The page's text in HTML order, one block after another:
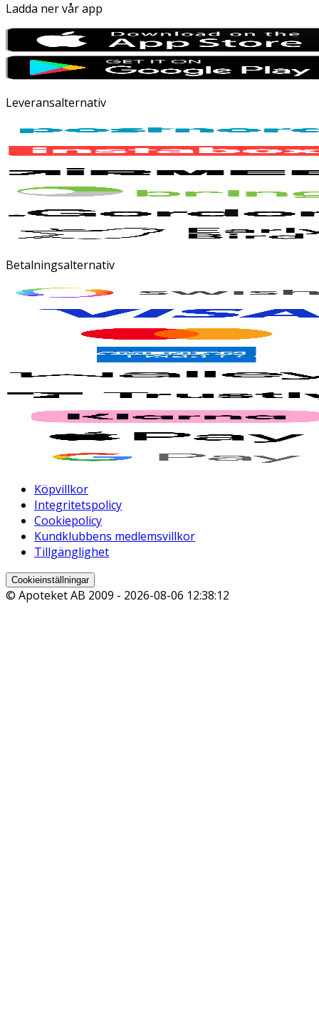
Ladda ner vår app
Leveransalternativ
Betalningsalternativ
Köpvillkor
Integritetspolicy
Cookiepolicy
Kundklubbens medlemsvillkor
Tillgänglighet
Cookieinställningar
© Apoteket AB 2009 - 2026-08-06 12:38:12